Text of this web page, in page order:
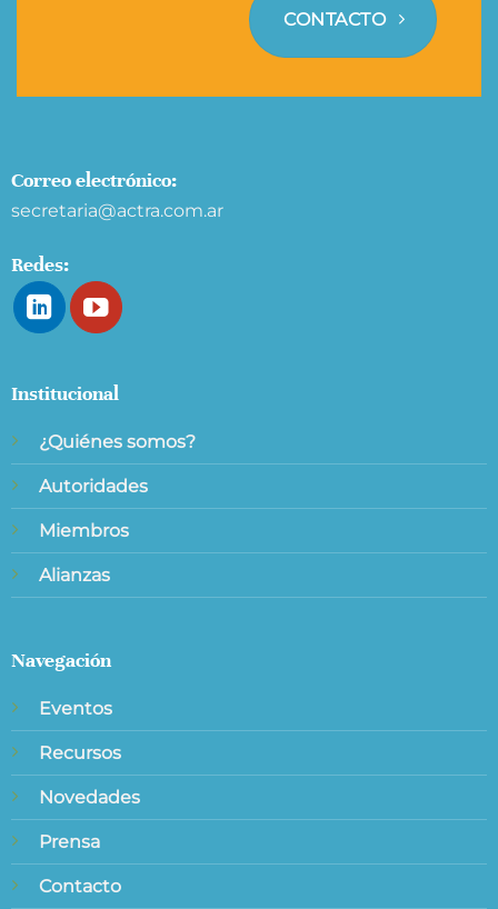
CONTACTO
Correo electrónico:
secretaria@actra.com.ar
Redes:
Institucional
¿Quiénes somos?
Autoridades
Miembros
Alianzas
Navegación
Eventos
Recursos
Novedades
Prensa
Contacto